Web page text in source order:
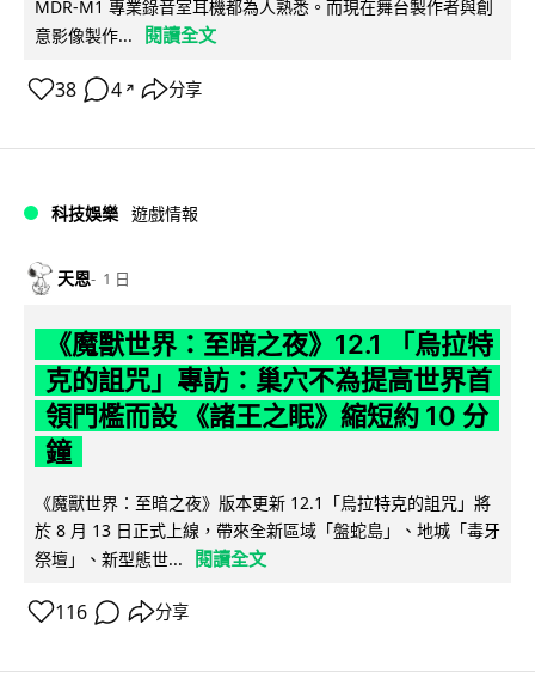
MDR-M1 專業錄音室耳機都為人熟悉。而現在舞台製作者與創
意影像製作...
閱讀全文
38 4 ↗ 分享
科技娛樂 遊戲情報
天恩 1 日
《魔獸世界：至暗之夜》12.1 「烏拉特
克的詛咒」專訪：巢穴不為提高世界首
領門檻而設 《諸王之眠》縮短約 10 分
鐘
《魔獸世界：至暗之夜》版本更新 12.1「烏拉特克的詛咒」將
於 8 月 13 日正式上線，帶來全新區域「盤蛇島」、地城「毒牙
祭壇」、新型態世...
閱讀全文
116 分享